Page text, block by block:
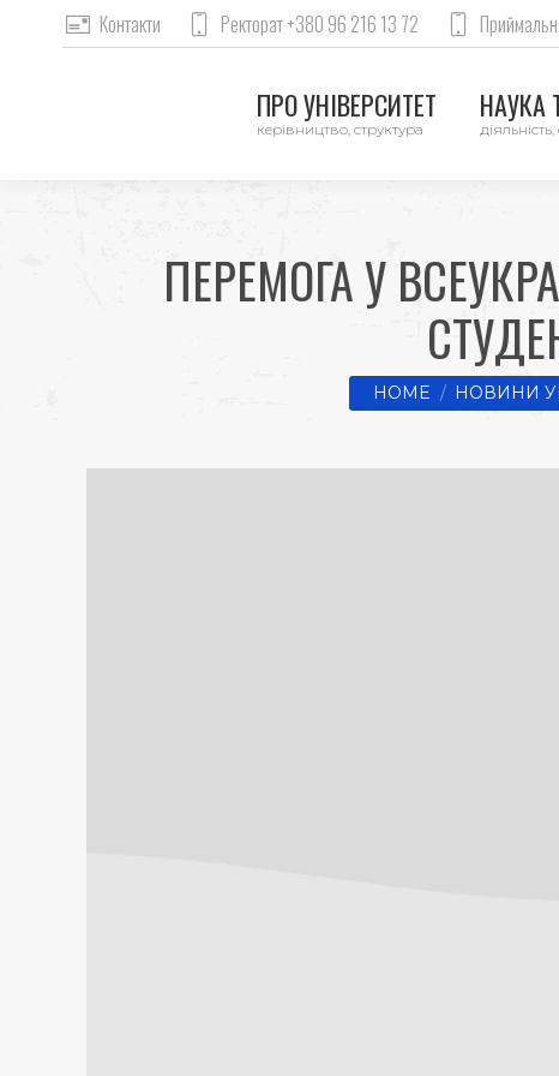
Контакти Ректорат +380 96 216 13 72
ПРО УНІВЕРСИТЕТ
керівництво, структура
НАУКА
ПЕРЕМОГА У
You are here:
HOME НОВИНИ